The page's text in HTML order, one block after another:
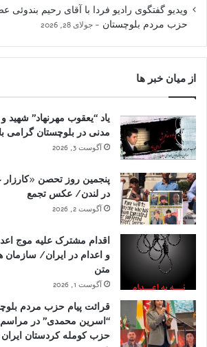
ویدیو گفتگوی رادیو فردا با آقای رحیم
حزب مردم بلوچستان
جولای 28, 2026
از میان خبر ها
یاد “یعقوب مهرنهاد” شهید
مدنی در بلوچستان گرامی
آگوست 3, 2026
پنجمین روز تحصن «کارزار
در لندن/ عکس تجمع
آگوست 2, 2026
اقدام مشترک علیه موج
و اعدام در ایران/ سازمان
متن
آگوست 1, 2026
قرائت پیام حزب مردم
“اسرین محمدی” در مراسم
حزب کومله کردستان ایران